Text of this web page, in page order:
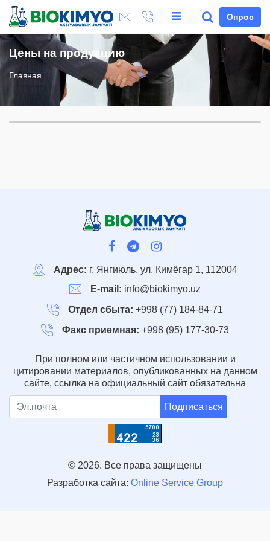
Опрос
Цены на продукцию
Главная
Адрес: г. Янгиюль, ул. Кимёгар 1, 112004
E-mail: info@biokimyo.uz
Отдел сбыта: +998 (77) 184-84-71
Факс приемная: +998 (95) 177-30-73
При полном или частичном использовании и
цитировании материалов, опубликованных на данном
сайте, ссылка на официальный сайт обязательна
Подписаться
© 2026. Все права защищены
Разработка сайта: Online Service Group